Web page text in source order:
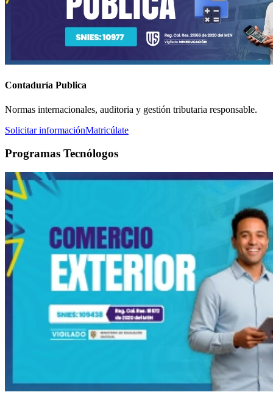
Contaduría Publica
Normas internacionales, auditoria y gestión tributaria responsable.
Solicitar informaciónMatricúlate
Programas Tecnólogos